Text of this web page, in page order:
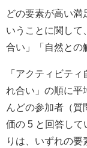
どの要素が高い満
いうことに関して
合い」「自然との
「アクティビテ
れ合い」の順に平
んどの参加者（質
価の 5 と回答して
りは、いずれの